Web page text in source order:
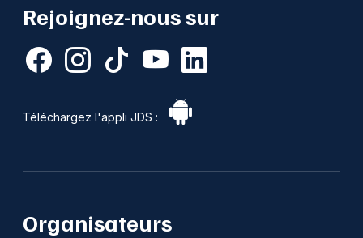
Rejoignez-nous sur
Téléchargez l'appli JDS :
Organisateurs